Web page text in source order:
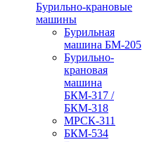
Бурильно-крановые
машины
Бурильная
машина БМ-205
Бурильно-
крановая
машина
БКМ-317 /
БКМ-318
МРСК-311
БКМ-534